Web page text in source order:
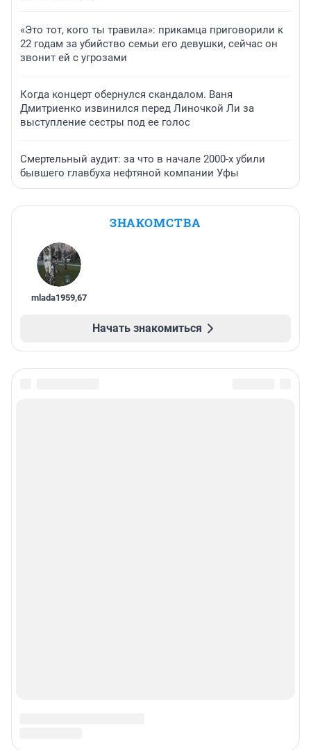
«Это тот, кого ты травила»: прикамца приговорили к
22 годам за убийство семьи его девушки, сейчас он
звонит ей с угрозами
Когда концерт обернулся скандалом. Ваня
Дмитриенко извинился перед Линочкой Ли за
выступление сестры под ее голос
Смертельный аудит: за что в начале 2000-х убили
бывшего главбуха нефтяной компании Уфы
ЗНАКОМСТВА
mlada1959,67
Начать знакомиться